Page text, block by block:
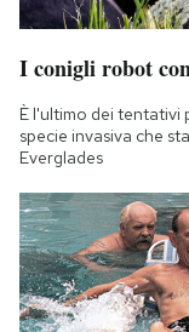
I conigli robot
È l'ultimo dei tentativi
specie invasiva che
Everglades